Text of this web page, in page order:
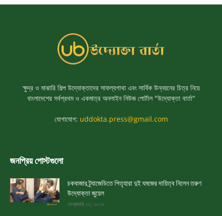
ক্ষুদ্র ও মাঝারি শিল্প উদ্যোক্তাদের সাফল্যগাথা এবং সার্বিক উন্নয়নের চিত্র নিয়ে
বাংলাদেশের সর্বপ্রথম ও একমাত্র অনলাইন নিউজ পোর্টাল "উদ্যোক্তা বার্তা"
যোগাযোগ: uddokta.press@gmail.com
জনপ্রিয় পোস্টগুলো
চকবাজার ট্র্যাজেডিতে পিতৃহারা দুই যমজের দায়িত্ব নিলেন তরুণ
উদ্যোক্তা জুয়েল
ফেব্রুয়ারি ২৩, ২০১৯